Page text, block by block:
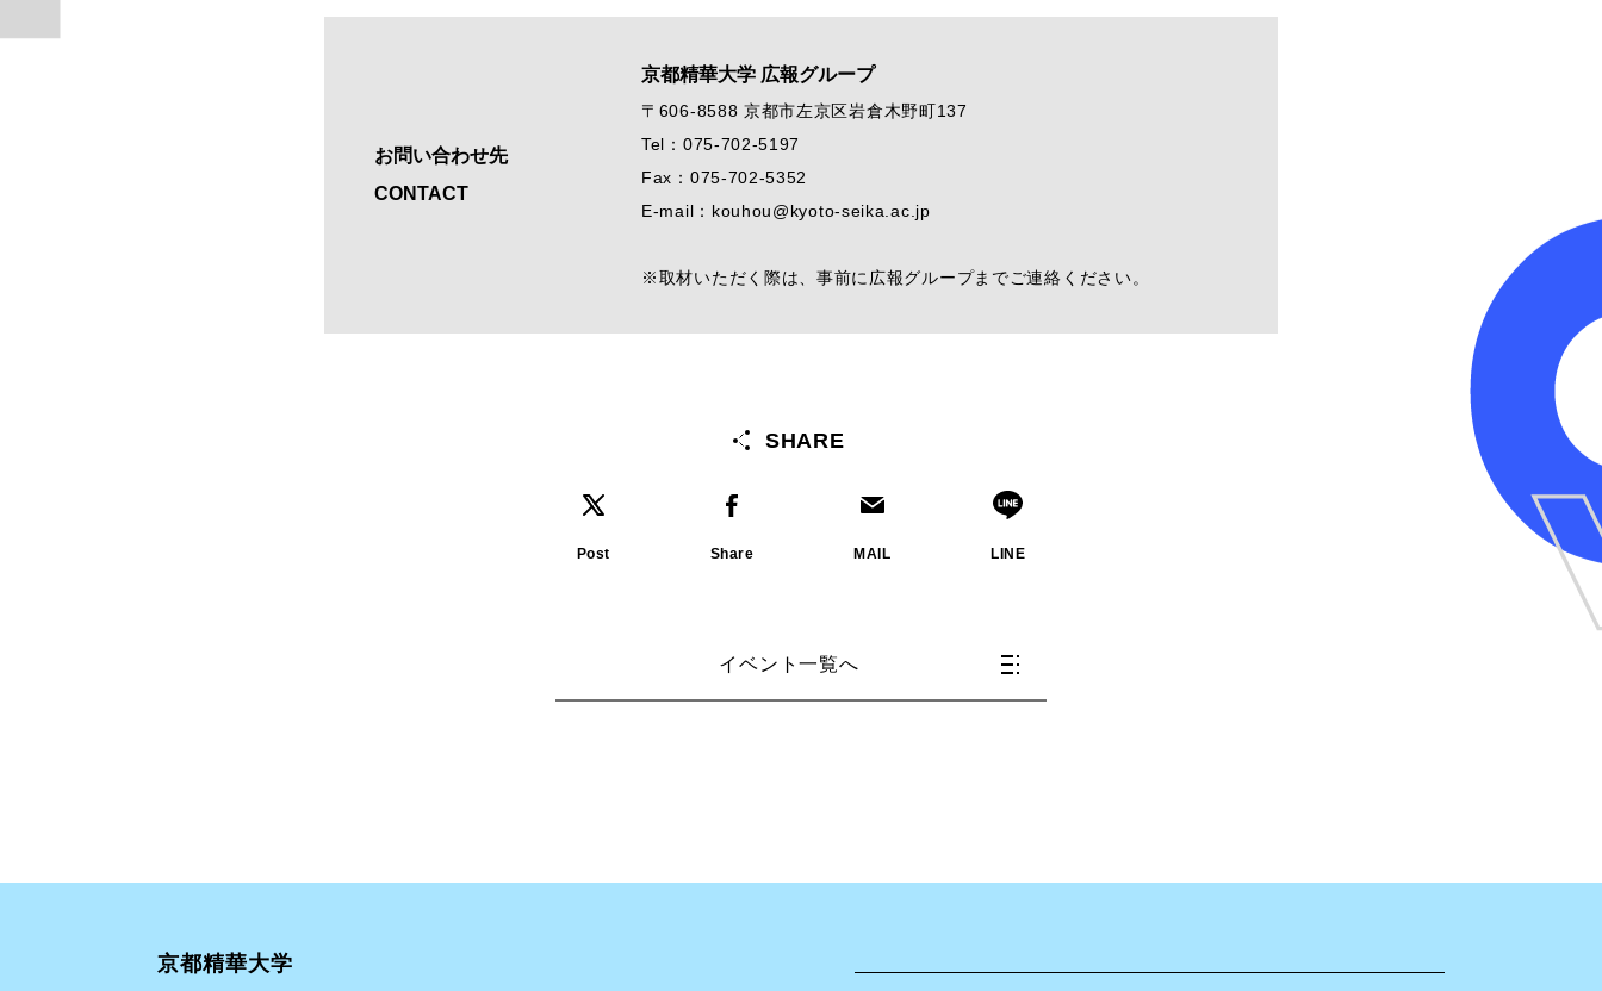
お問い合わせ先
CONTACT
京都精華大学 広報グループ
〒606-8588 京都市左京区岩倉木野町137
Tel：075-702-5197
Fax：075-702-5352
E-mail：kouhou@kyoto-seika.ac.jp
※取材いただく際は、事前に広報グループまでご連絡ください。
SHARE
Post Share MAIL LINE
イベント一覧へ
京都精華大学